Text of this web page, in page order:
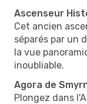
Ascenseur
Cet ancien
séparés par un
la vue
inoubliable.
Agora de
Plongez dans